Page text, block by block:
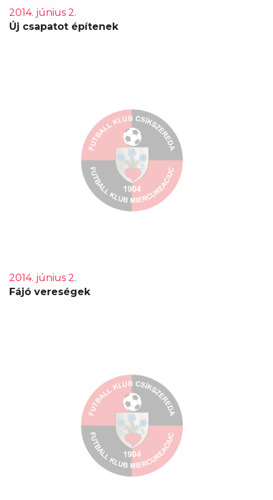
2014. június 2.
Új csapatot építenek
2014. június 2.
Fájó vereségek